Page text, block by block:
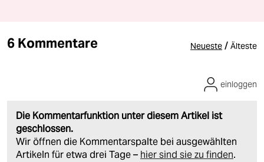
6 Kommentare Neueste / Älteste
Die Kommentarfunktion unter diesem Artikel ist
geschlossen.
Wir öffnen die Kommentarspalte bei ausgewählten
Artikeln für etwa drei Tage – hier sind sie zu finden.
einloggen